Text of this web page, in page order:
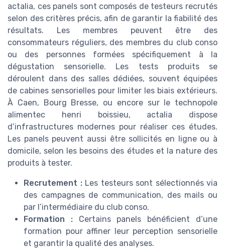
actalia, ces panels sont composés de testeurs recrutés
selon des critères précis, afin de garantir la fiabilité des
résultats. Les membres peuvent être des
consommateurs réguliers, des membres du club conso
ou des personnes formées spécifiquement à la
dégustation sensorielle. Les tests produits se
déroulent dans des salles dédiées, souvent équipées
de cabines sensorielles pour limiter les biais extérieurs.
À Caen, Bourg Bresse, ou encore sur le technopole
alimentec henri boissieu, actalia dispose
d’infrastructures modernes pour réaliser ces études.
Les panels peuvent aussi être sollicités en ligne ou à
domicile, selon les besoins des études et la nature des
produits à tester.
Recrutement :Les testeurs sont sélectionnés via
des campagnes de communication, des mails ou
par l’intermédiaire du club conso.
Formation :Certains panels bénéficient d’une
formation pour affiner leur perception sensorielle
et garantir la qualité des analyses.